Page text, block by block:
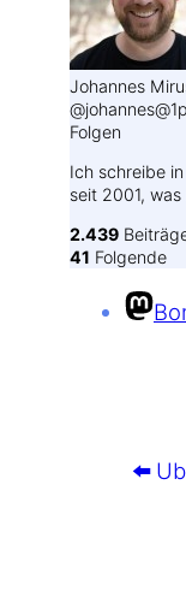
Johannes
Folgen
Ich schreibe
seit 2001,
2.439
41 Folgende
⬅️